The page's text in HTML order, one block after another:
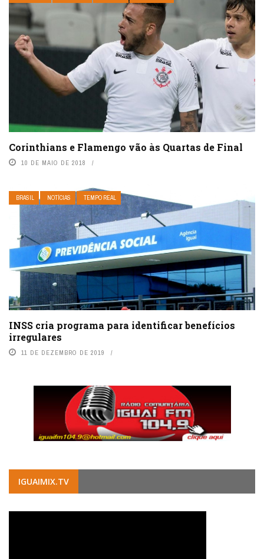
Corinthians e Flamengo vão às Quartas de Final
10 DE MAIO DE 2018
BRASIL NOTÍCIAS TEMPO REAL
INSS cria programa para identificar benefícios
irregulares
11 DE DEZEMBRO DE 2019
IGUAIMIX.TV